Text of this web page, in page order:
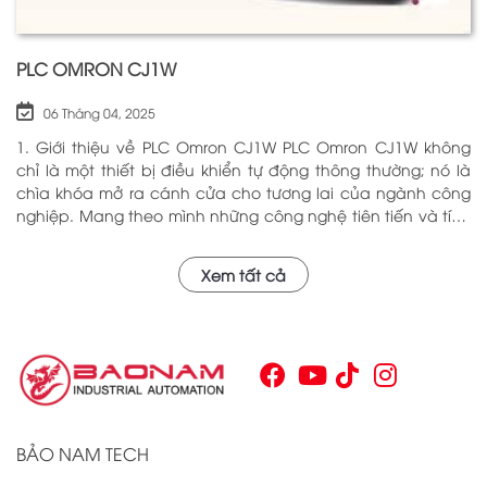
PLC OMRON CJ1W
06 Tháng 04, 2025
1. Giới thiệu về PLC Omron CJ1W PLC Omron CJ1W không
chỉ là một thiết bị điều khiển tự động thông thường; nó là
chìa khóa mở ra cánh cửa cho tương lai của ngành công
nghiệp. Mang theo mình những công nghệ tiên tiến và tính
mình qua nhiều năm phục vụ trong nhiều lĩnh vực khác
nhau. Với khả năng hoạt động ổn định và hiệu quả, sản
Chính vì vậy, việc nắm vững những thông tin cơ bản về PLC
Omron CJ1W là điều cần thiết cho bất kỳ ai muốn cải thiện
hiệu suất công việc của mình.
Xem tất cả
BẢO NAM TECH